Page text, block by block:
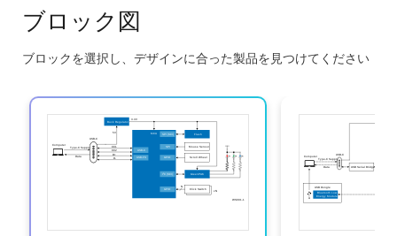
統合された機能は、多機能デバイスに機能を集約
し、BOMとシステム全体のコストを削減すると同時
に、性能とカスタマイズ性を向上させます。
長くなり、外出先でのゲームセッションや生産性の
高いワークフローに最適です。
効率的な電源管理により、安定した動作と最適化さ
れた充電効率を実現するとともに、USB Type-C接続
用の保護機能を提供します。
昇降圧充電器は、USB Type-Cインタフェースと接続
に効率的な電源管理と保護機能を提供します。
ブロック図
ブロックを選択し、デザインに合った製品を見つけてください
interactive
block
diagram